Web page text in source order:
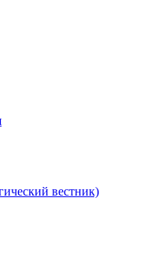
вестник)